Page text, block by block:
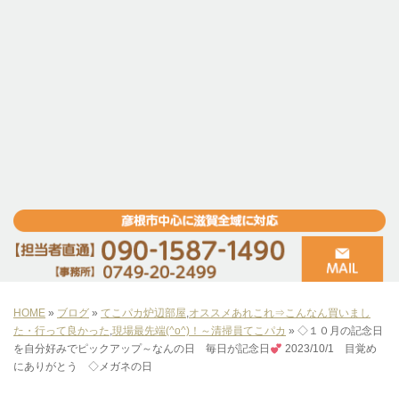
HOME » ブログ » てこパカ炉辺部屋,オススメあれこれ⇒こんなん買いまし
た・行って良かった,現場最先端(^o^)！～清掃員てこパカ » ◇１０月の記念日
を自分好みでピックアップ～なんの日 毎日が記念日
2023/10/1 目覚め
にありがとう ◇メガネの日